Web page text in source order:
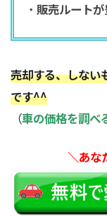
・販売ルート
売却する、しない
です^^
（車の価格を調べ
＼あな